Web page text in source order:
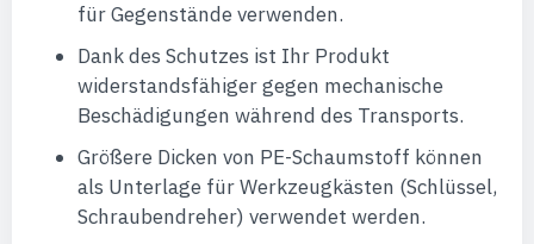
für Gegenstände verwenden.
Dank des Schutzes ist Ihr Produkt
widerstandsfähiger gegen mechanische
Beschädigungen während des Transports.
Größere Dicken von PE-Schaumstoff können
als Unterlage für Werkzeugkästen (Schlüssel,
Schraubendreher) verwendet werden.